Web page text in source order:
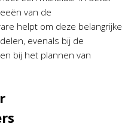
van de
helpt om deze belangrijke
evenals bij de
bij het plannen van